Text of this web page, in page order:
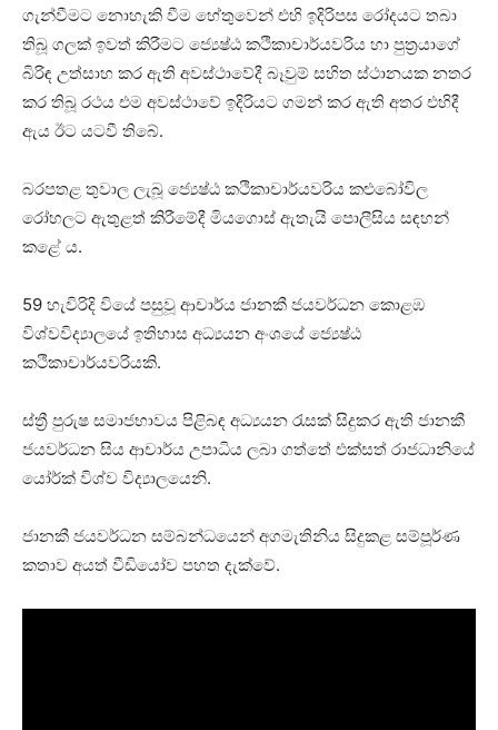
ගැන්වීමට නොහැකි වීම හේතුවෙන් එහි ඉදිරිපස රෝදයට තබා
තිබූ ගලක් ඉවත් කිරීමට ජ්‍යෙෂ්ඨ කථිකාචාර්යවරිය හා පුත්‍රයාගේ
බිරිඳ උත්සාහ කර ඇති අවස්ථාවේදී බෑවුම් සහිත ස්ථානයක නතර
කර තිබූ රථය එම අවස්ථාවේ ඉදිරියට ගමන් කර ඇති අතර එහිදී
ඇය ඊට යටවී තිබේ.
බරපතළ තුවාල ලැබූ ජ්‍යෙෂ්ඨ කථිකාචාර්යවරිය කළුබෝවිල
රෝහලට ඇතුළත් කිරීමේදී මියගොස් ඇතැයි පොලීසිය සඳහන්
කළේ ය.
59 හැවිරිදි වියේ පසුවූ ආචාර්ය ජානකී ජයවර්ධන කොළඹ
විශ්වවිද්‍යාලයේ ඉතිහාස අධ්‍යයන අංශයේ ජ්‍යෙෂ්ඨ
කථිකාචාර්යවරියකි.
ස්ත්‍රී පුරුෂ සමාජභාවය පිළිබඳ අධ්‍යයන රැසක් සිදුකර ඇති ජානකී
ජයවර්ධන සිය ආචාර්ය උපාධිය ලබා ගත්තේ එක්සත් රාජධානියේ
යෝර්ක් විශ්ව විද්‍යාලයෙනි.
ජානකී ජයවර්ධන සම්බන්ධයෙන් අගමැතිනිය සිදුකළ සම්පූර්ණ
කතාව අයත් වීඩියෝව පහත දැක්වේ.